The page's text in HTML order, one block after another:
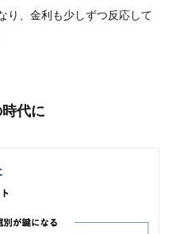
り、金利も少しずつ反応して
代に